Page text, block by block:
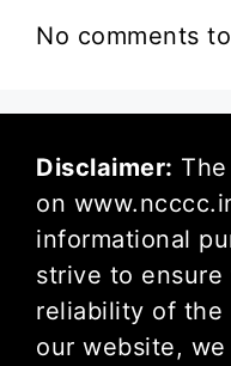
No comments
Disclaimer:
on
informational
strive to ensure
reliability of the
our website,